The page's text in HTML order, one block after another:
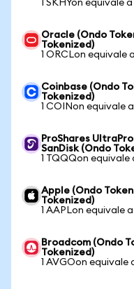
1 SKHYon equivale
Oracle (Ondo
Tokenized)
1 ORCLon equivale
Coinbase (Ondo
Tokenized)
1 COINon equivale a
ProShares
SanDisk (Ondo
1 TQQQon equivale
Apple (Ondo
Tokenized)
1 AAPLon equivale
Broadcom (Ondo
Tokenized)
1 AVGOon